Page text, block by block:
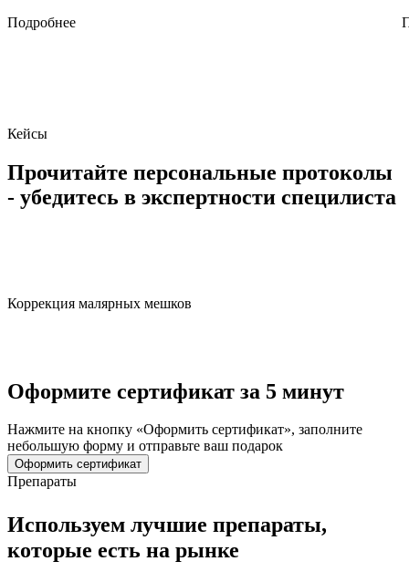
Подробнее
Кейсы
Прочитайте персональные протоколы
- убедитесь в экспертности специлиста
Коррекция малярных мешков
Оформите сертификат за 5 минут
Нажмите на кнопку «Оформить сертификат», заполните
небольшую форму и отправьте ваш подарок
Оформить сертификат
Препараты
Используем лучшие препараты,
которые есть на рынке